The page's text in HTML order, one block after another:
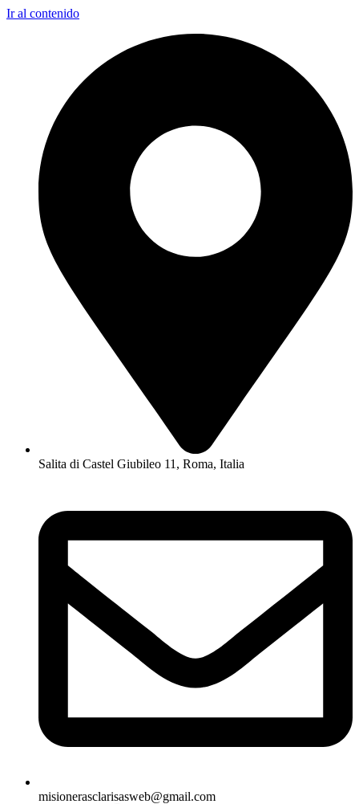
Ir al contenido
Salita di Castel Giubileo 11, Roma, Italia
misionerasclarisasweb@gmail.com